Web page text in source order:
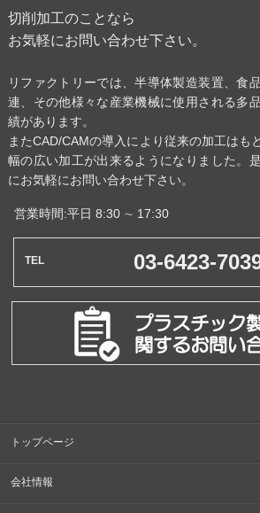
切削加工のことなら
お気軽にお問い合わせ下さい。
リファクトリーでは、半導体製造装置、食
連、その他様々な産業機械に使用される多
績があります。
またCAD/CAMの導入により従来の加工はも
幅の広い加工が出来るようになりました。
にお気軽にお問い合わせ下さい。
営業時間:平日 8:30 ∼ 17:30
03-6423-
トップページ
会社情報